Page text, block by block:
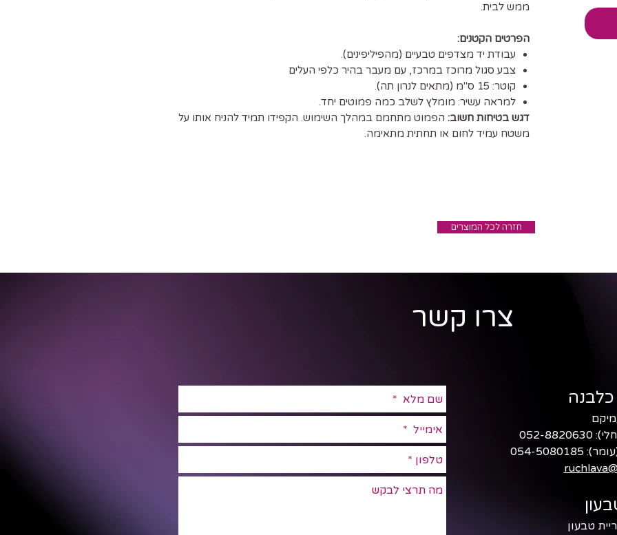
ממש לבית.
הפרטים הקטנים:
עבודת יד מצדפים טבעיים (מהפיליפינים).
צבע סגול מרוכז במרכז, עם מעבר בהיר כלפי העלים
קוטר: 15 ס"מ (מתאים לנרון תה).
למראה עשיר: מומלץ לשלב כמה פמוטים יחד.
דגש בטיחות חשוב: הפמוט מתחמם במהלך השימוש. הקפידו תמיד להניח אותו על
משטח עמיד לחום או תחתית מתאימה.
חזרה לכל המוצרים
צרו קשר
052-8820630
(עומר):054-5080185